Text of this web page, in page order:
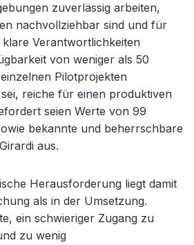
zuverlässig arbeiten,
nachvollziehbar sind und für
klare Verantwortlichkeiten
von weniger als 50
Pilotprojekten
reiche für einen produktiven
seien Werte von 99
bekannte und beherrschbare
aus.
Herausforderung liegt damit
als in der Umsetzung.
ein schwieriger Zugang zu
zu wenig